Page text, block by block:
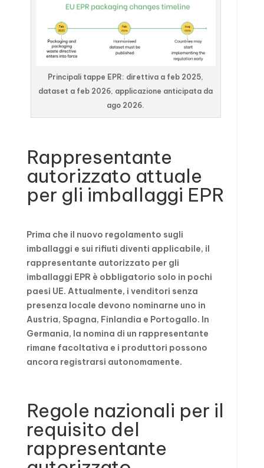
Principali tappe EPR: direttiva a feb 2025,
dataset a feb 2026, applicazione anticipata da
ago 2026.
Rappresentante
autorizzato attuale
per gli imballaggi EPR
Prima che il nuovo regolamento sugli
imballaggi e sui rifiuti diventi applicabile, il
rappresentante autorizzato per gli
imballaggi EPR è obbligatorio solo in pochi
paesi UE. Attualmente, i venditori senza
presenza locale devono nominarne uno in
Austria, Spagna, Finlandia e Portogallo. In
Germania, la nomina di un rappresentante
rimane facoltativa e i produttori possono
ancora registrarsi autonomamente.
Regole nazionali per il
requisito del
rappresentante